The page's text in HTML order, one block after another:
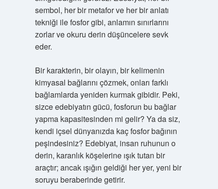
sembol, her bir metafor ve her bir anlatı
tekniği ile fosfor gibi, anlamın sınırlarını
zorlar ve okuru derin düşüncelere sevk
eder.
Bir karakterin, bir olayın, bir kelimenin
kimyasal bağlarını çözmek, onları farklı
bağlamlarda yeniden kurmak gibidir. Peki,
sizce edebiyatın gücü, fosforun bu bağlar
yapma kapasitesinden mi gelir? Ya da siz,
kendi içsel dünyanızda kaç fosfor bağının
peşindesiniz? Edebiyat, insan ruhunun o
derin, karanlık köşelerine ışık tutan bir
araçtır; ancak ışığın geldiği her yer, yeni bir
soruyu beraberinde getirir.